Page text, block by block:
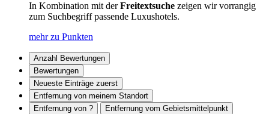
In Kombination mit derFreitextsuche zeigen wir vorrangig
zum Suchbegriff passende Luxushotels.
mehr zu Punkten
Anzahl Bewertungen
Bewertungen
Neueste Einträge zuerst
Entfernung von meinem Standort
Entfernung von ?
Entfernung vom Gebietsmittelpunkt